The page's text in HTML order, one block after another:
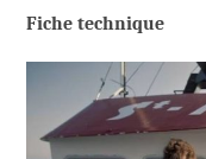
Fiche technique